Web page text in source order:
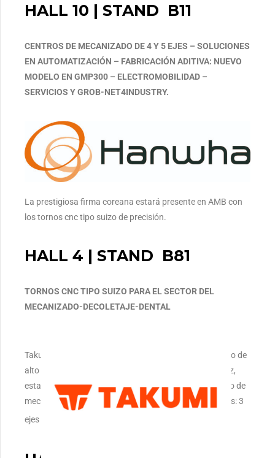
HALL 10 | STAND B11
CENTROS DE MECANIZADO DE 4 Y 5 EJES – SOLUCIONES
EN AUTOMATIZACIÓN – FABRICACIÓN ADITIVA: NUEVO
MODELO EN GMP300 – ELECTROMOBILIDAD –
SERVICIOS Y GROB-NET4INDUSTRY.
La prestigiosa firma coreana estará presente en AMB con
los tornos cnc tipo suizo de precisión.
HALL 4 | STAND B81
TORNOS CNC TIPO SUIZO PARA EL SECTOR DEL
MECANIZADO-DECOLETAJE-DENTAL
Takumi estará presenta con sus centros de mecanizado de
alto rendimiento, que se caracterizan por su alta rigidez,
estabilidad térmica y dinámica. Cubren todo el espectro de
mecanizado de la fabricación de herramientas y moldes: 3
ejes , 5 ejes y grafito.